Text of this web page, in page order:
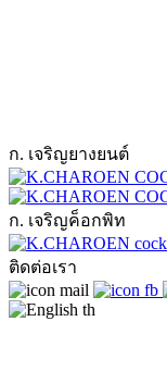
ก. เจริญยางยนต์
ก. เจริญค็อกพิท
ติดต่อเรา
th